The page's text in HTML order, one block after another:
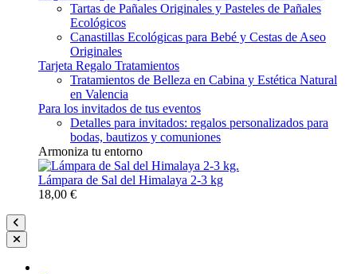
Tartas de Pañales Originales y Pasteles de Pañales
Ecológicos
Canastillas Ecológicas para Bebé y Cestas de Aseo
Originales
Tarjeta Regalo Tratamientos
Tratamientos de Belleza en Cabina y Estética Natural
en Valencia
Para los invitados de tus eventos
Detalles para invitados: regalos personalizados para
bodas, bautizos y comuniones
Armoniza tu entorno
Lámpara de Sal del Himalaya 2-3 kg
18,00 €